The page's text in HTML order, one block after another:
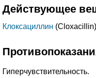
Действующее
Клоксациллин
Гиперчувствительность.